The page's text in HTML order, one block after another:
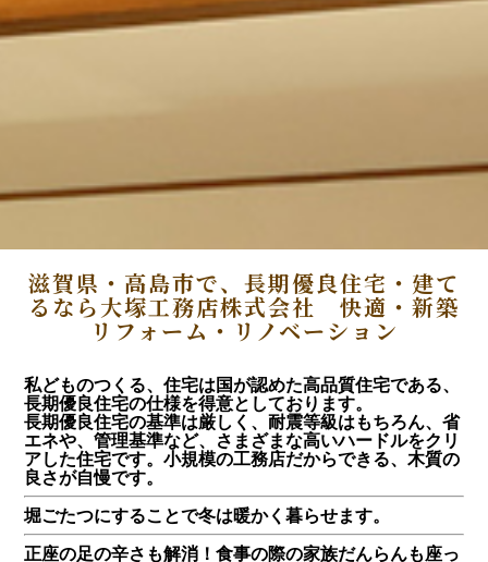
滋賀県・高島市で、長期優良住宅・建て
るなら大塚工務店株式会社 快適・新築
リフォーム・リノベーション
私どものつくる、住宅は国が認めた高品質住宅である、
長期優良住宅の仕様を得意としております。
長期優良住宅の基準は厳しく、耐震等級はもちろん、省
エネや、管理基準など、さまざまな高いハードルをクリ
アした住宅です。小規模の工務店だからできる、木質の
良さが自慢です。
堀ごたつにすることで冬は暖かく暮らせます。
正座の足の辛さも解消！食事の際の家族だんらんも座っ